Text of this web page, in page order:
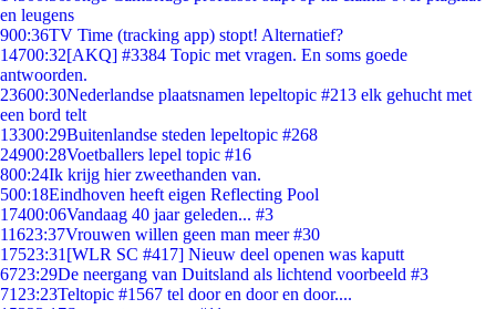
en leugens
900:36TV Time (tracking app) stopt! Alternatief?
14700:32[AKQ] #3384 Topic met vragen. En soms goede
antwoorden.
23600:30Nederlandse plaatsnamen lepeltopic #213 elk gehucht met
een bord telt
13300:29Buitenlandse steden lepeltopic #268
24900:28Voetballers lepel topic #16
800:24Ik krijg hier zweethanden van.
500:18Eindhoven heeft eigen Reflecting Pool
17400:06Vandaag 40 jaar geleden... #3
11623:37Vrouwen willen geen man meer #30
17523:31 [WLR SC #417] Nieuw deel openen was kaputt
6723:29De neergang van Duitsland als lichtend voorbeeld #3
71 23:23Teltopic #1567 tel door en door en door....